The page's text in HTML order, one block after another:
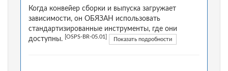
Когда конвейер сборки и выпуска загружает
зависимости, он ОБЯЗАН использовать
стандартизированные инструменты, где они
доступны.
[OSPS-BR-05.01] Показать подробности